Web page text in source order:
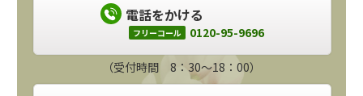
電話をかける
フリーコール 0120-95-9696
（受付時間 8：30～18：00）